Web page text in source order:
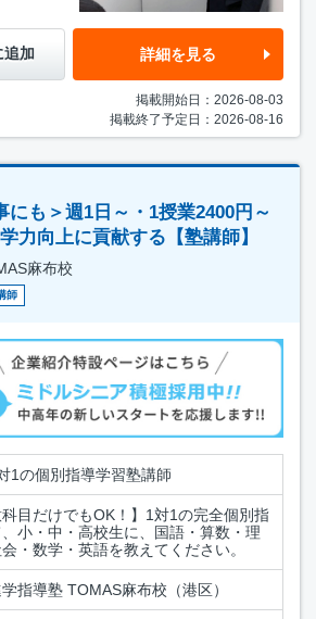
追加 詳細を見る
掲載開始日：2026-08-03
掲載終了予定日：2026-08-16
にも＞週1日～・1授業2400円～
力向上に貢献する【塾講師】
麻布校
師
1の個別指導学習塾講師
科目だけでもOK！】1対1の完全個別指
小・中・高校生に、国語・算数・理
・数学・英語を教えてください。
指導塾 TOMAS麻布校（港区）